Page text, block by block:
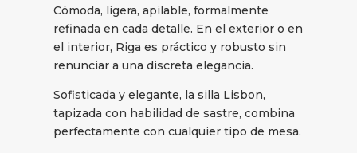
Cómoda, ligera, apilable, formalmente
refinada en cada detalle. En el exterior o en
el interior, Riga es práctico y robusto sin
renunciar a una discreta elegancia.
Sofisticada y elegante, la silla Lisbon,
tapizada con habilidad de sastre, combina
perfectamente con cualquier tipo de mesa.